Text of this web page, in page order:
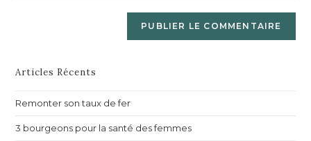
Articles Récents
Remonter son taux de fer
3 bourgeons pour la santé des femmes